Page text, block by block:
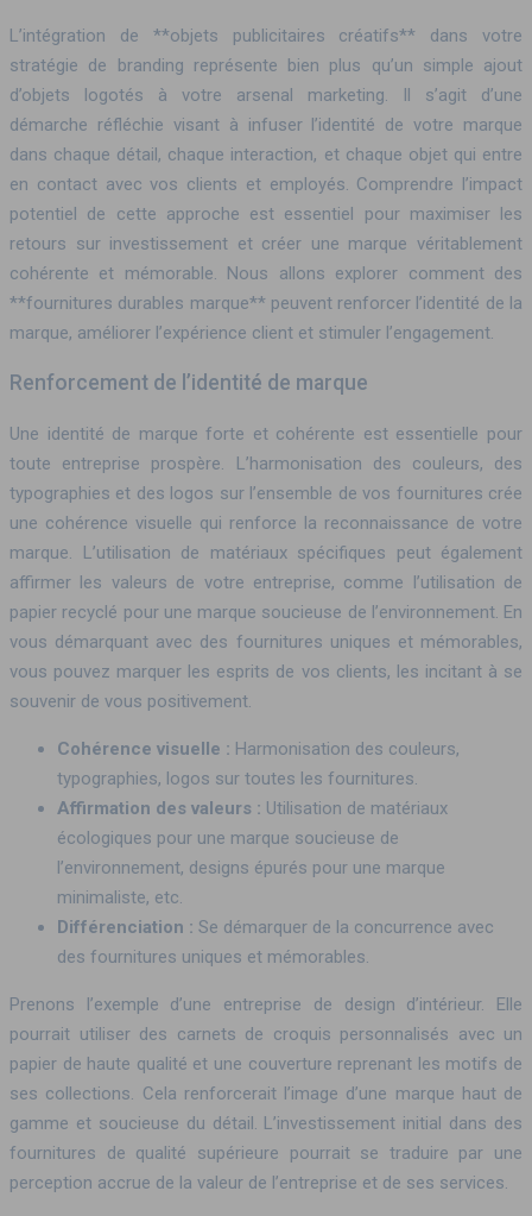
L’intégration de **objets publicitaires créatifs** dans votre
stratégie de branding représente bien plus qu’un simple ajout
d’objets logotés à votre arsenal marketing. Il s’agit d’une
démarche réfléchie visant à infuser l’identité de votre marque
dans chaque détail, chaque interaction, et chaque objet qui entre
en contact avec vos clients et employés. Comprendre l’impact
potentiel de cette approche est essentiel pour maximiser les
retours sur investissement et créer une marque véritablement
cohérente et mémorable. Nous allons explorer comment des
**fournitures durables marque** peuvent renforcer l’identité de la
marque, améliorer l’expérience client et stimuler l’engagement.
Renforcement de l’identité de marque
Une identité de marque forte et cohérente est essentielle pour
toute entreprise prospère. L’harmonisation des couleurs, des
typographies et des logos sur l’ensemble de vos fournitures crée
une cohérence visuelle qui renforce la reconnaissance de votre
marque. L’utilisation de matériaux spécifiques peut également
affirmer les valeurs de votre entreprise, comme l’utilisation de
papier recyclé pour une marque soucieuse de l’environnement. En
vous démarquant avec des fournitures uniques et mémorables,
vous pouvez marquer les esprits de vos clients, les incitant à se
souvenir de vous positivement.
Cohérence visuelle : Harmonisation des couleurs,
typographies, logos sur toutes les fournitures.
Affirmation des valeurs : Utilisation de matériaux
écologiques pour une marque soucieuse de
l’environnement, designs épurés pour une marque
minimaliste, etc.
Différenciation : Se démarquer de la concurrence avec
des fournitures uniques et mémorables.
Prenons l’exemple d’une entreprise de design d’intérieur. Elle
pourrait utiliser des carnets de croquis personnalisés avec un
papier de haute qualité et une couverture reprenant les motifs de
ses collections. Cela renforcerait l’image d’une marque haut de
gamme et soucieuse du détail. L’investissement initial dans des
fournitures de qualité supérieure pourrait se traduire par une
perception accrue de la valeur de l’entreprise et de ses services.